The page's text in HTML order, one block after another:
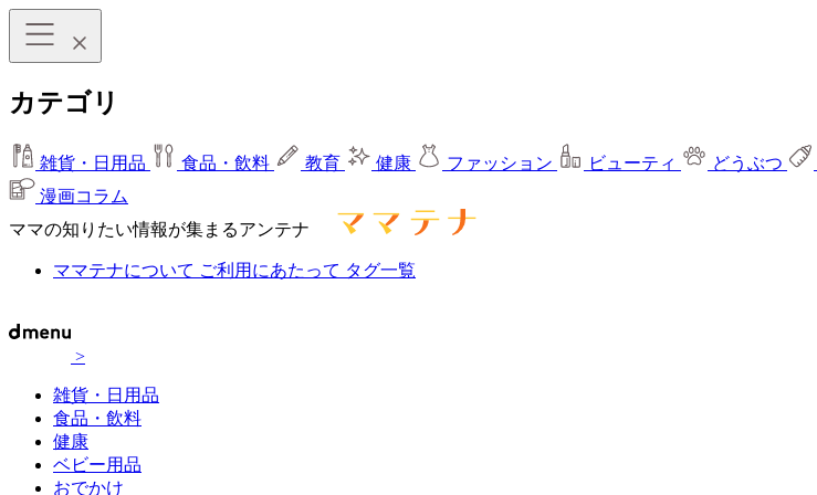
カテゴリ
雑貨・日用品 食品・飲料 教育 健康 ファッション ビューティ どうぶつ
漫画コラム
ママの知りたい情報が集まるアンテナ
ママテナについて ご利用にあたって タグ一覧
>
雑貨・日用品
食品・飲料
健康
ベビー用品
おでかけ